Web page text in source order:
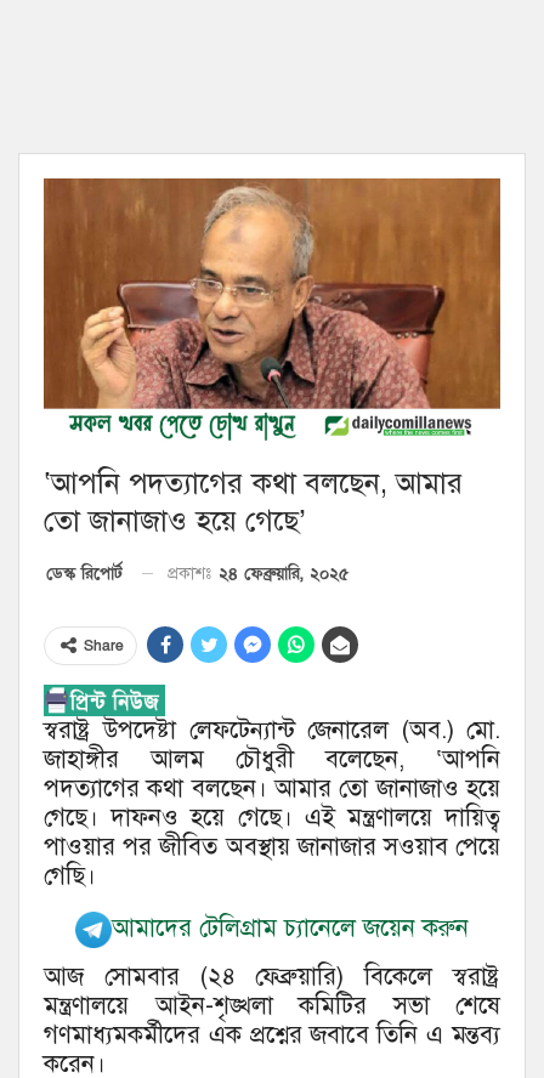
‘আপনি পদত্যাগের কথা বলছেন, আমার
তো জানাজাও হয়ে গেছে’
ডেস্ক রিপোর্ট প্রকাশঃ ২৪ ফেব্রুয়ারি, ২০২৫
Share
স্বরাষ্ট্র উপদেষ্টা লেফটেন্যান্ট জেনারেল (অব.) মো.
জাহাঙ্গীর আলম চৌধুরী বলেছেন, ‘আপনি
পদত্যাগের কথা বলছেন। আমার তো জানাজাও হয়ে
গেছে। দাফনও হয়ে গেছে। এই মন্ত্রণালয়ে দায়িত্ব
পাওয়ার পর জীবিত অবস্থায় জানাজার সওয়াব পেয়ে
গেছি।
আমাদের টেলিগ্রাম চ্যানেলে জয়েন করুন
আজ সোমবার (২৪ ফেব্রুয়ারি) বিকেলে স্বরাষ্ট্র
মন্ত্রণালয়ে আইন-শৃঙ্খলা কমিটির সভা শেষে
গণমাধ্যমকর্মীদের এক প্রশ্নের জবাবে তিনি এ মন্তব্য
করেন।